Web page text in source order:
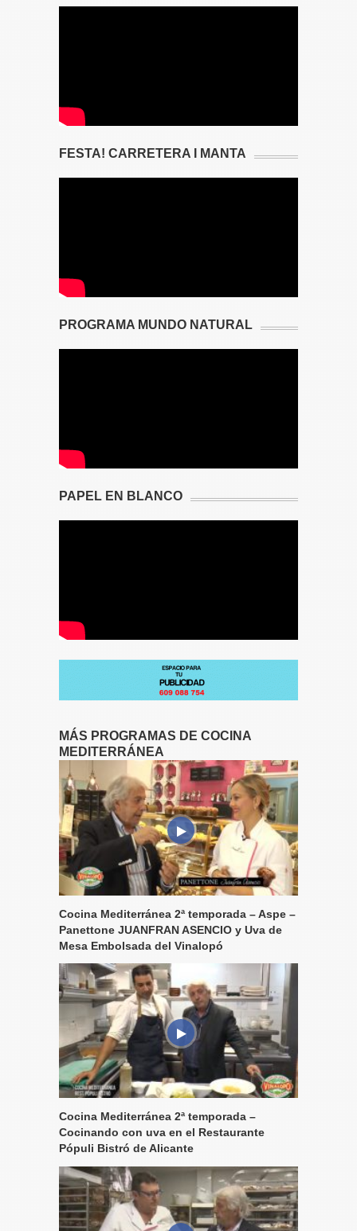
FESTA! CARRETERA I MANTA
PROGRAMA MUNDO NATURAL
PAPEL EN BLANCO
MÁS PROGRAMAS DE COCINA
MEDITERRÁNEA
Cocina Mediterránea 2ª temporada – Aspe –
Panettone JUANFRAN ASENCIO y Uva de
Mesa Embolsada del Vinalopó
Cocina Mediterránea 2ª temporada –
Cocinando con uva en el Restaurante
Pópuli Bistró de Alicante